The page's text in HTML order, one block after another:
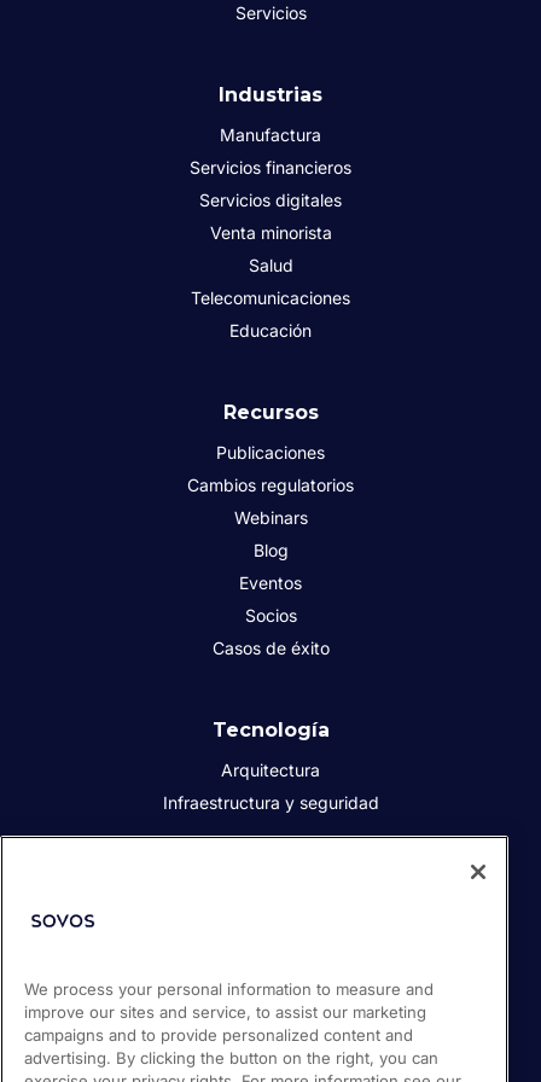
Servicios
Industrias
Manufactura
Servicios financieros
Servicios digitales
Venta minorista
Salud
Telecomunicaciones
Educación
Recursos
Publicaciones
Cambios regulatorios
Webinars
Blog
Eventos
Socios
Casos de éxito
Tecnología
Arquitectura
Infraestructura y seguridad
Prensa
Empleos
Soporte / Portal de clientes
We process your personal information to measure and
improve our sites and service, to assist our marketing
campaigns and to provide personalized content and
advertising. By clicking the button on the right, you can